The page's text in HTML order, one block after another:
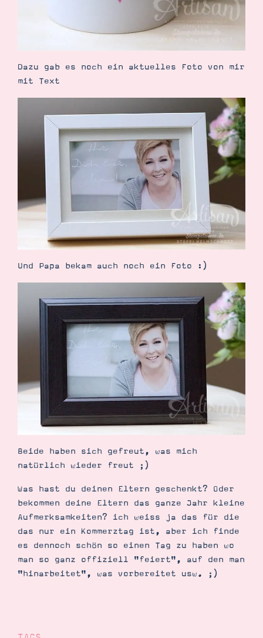
Dazu gab es noch ein aktuelles Foto von mir
mit Text
Und Papa bekam auch noch ein Foto :)
Beide haben sich gefreut, was mich
natürlich wieder freut ;)
Was hast du deinen Eltern geschenkt? Oder
bekommen deine Eltern das ganze Jahr kleine
Aufmerksamkeiten? ich weiss ja das für die
das nur ein Kommerztag ist, aber ich finde
es dennoch schön so einen Tag zu haben wo
man so ganz offiziell "feiert", auf den man
"hinarbeitet", was vorbereitet usw. ;)